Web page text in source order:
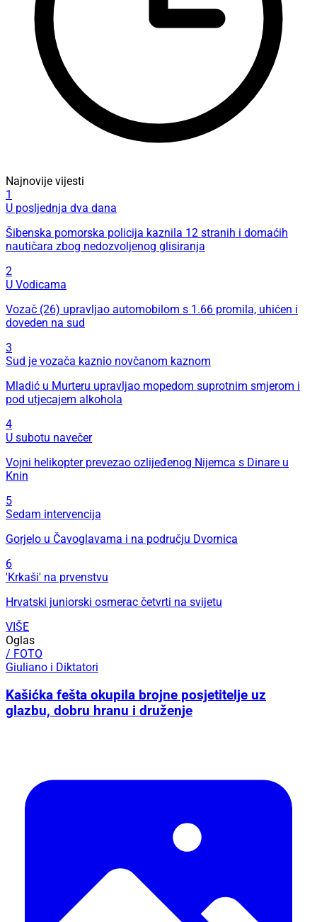
Najnovije vijesti
1
U posljednja dva dana
Šibenska pomorska policija kaznila 12 stranih i domaćih
nautičara zbog nedozvoljenog glisiranja
2
U Vodicama
Vozač (26) upravljao automobilom s 1.66 promila, uhićen i
doveden na sud
3
Sud je vozača kaznio novčanom kaznom
Mladić u Murteru upravljao mopedom suprotnim smjerom i
pod utjecajem alkohola
4
U subotu navečer
Vojni helikopter prevezao ozlijeđenog Nijemca s Dinare u
Knin
5
Sedam intervencija
Gorjelo u Čavoglavama i na području Dvornica
6
'Krkaši' na prvenstvu
Hrvatski juniorski osmerac četvrti na svijetu
VIŠE
Oglas
/ FOTO
Giuliano i Diktatori
Kašićka fešta okupila brojne posjetitelje uz
glazbu, dobru hranu i druženje